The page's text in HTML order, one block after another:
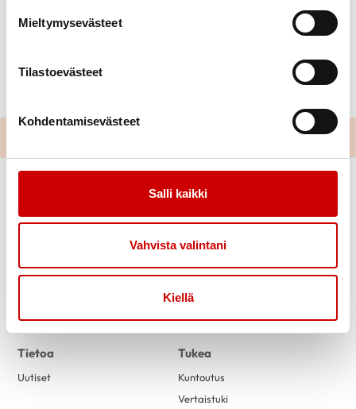
Mieltymysevästeet
Tilastoevästeet
Kohdentamisevästeet
Salli kaikki
Vahvista valintani
Kiellä
ruoka Tei -tupa, konserttilippu, taidekodin
Tiedustelut ja sitovat ilmoittautumiset ti 12.7
Tietoa
Uutiset
Tukea
Kuntoutus
Vertaistuki